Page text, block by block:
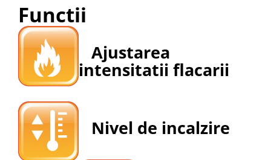
Functii
Ajustarea
intensitatii flacarii
Nivel de incalzire